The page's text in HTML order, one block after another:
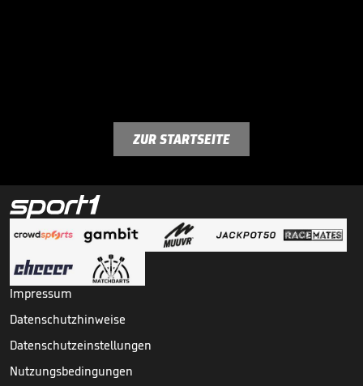
ZUR STARTSEITE
Impressum
Datenschutzhinweise
Datenschutzeinstellungen
Nutzungsbedingungen